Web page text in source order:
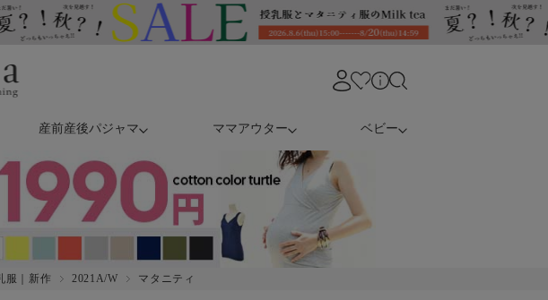
産前産後パジャマ ママアウター ベビー
服｜新作 2021A/W マタニティ